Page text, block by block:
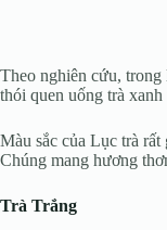
Theo nghiên cứu, trong
thói quen uống trà
Màu sắc của Lục trà
Chúng mang hương
Trà Trắng